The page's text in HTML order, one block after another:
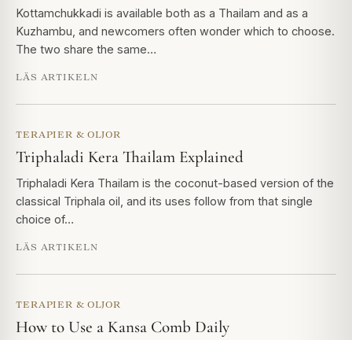
Kottamchukkadi is available both as a Thailam and as a
Kuzhambu, and newcomers often wonder which to choose.
The two share the same…
LÄS ARTIKELN
TERAPIER & OLJOR
Triphaladi Kera Thailam Explained
Triphaladi Kera Thailam is the coconut-based version of the
classical Triphala oil, and its uses follow from that single
choice of…
LÄS ARTIKELN
TERAPIER & OLJOR
How to Use a Kansa Comb Daily